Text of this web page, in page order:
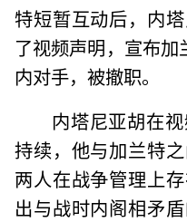
特短暂互动后，内
了视频声明，宣布
内对手，被撤职。
内塔尼亚胡在
持续，他与加兰特
两人在战争管理上
出与战时内阁相矛